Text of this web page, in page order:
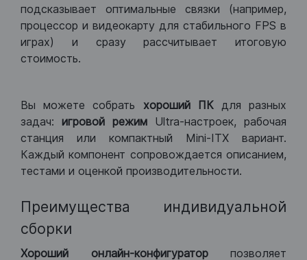
подсказывает оптимальные связки (например,
процессор и видеокарту для стабильного FPS в
играх) и сразу рассчитывает итоговую
стоимость.
Вы можете собрать хороший ПКдля разных
задач: игровой режим Ultra-настроек, рабочая
станция или компактный Mini-ITX вариант.
Каждый компонент сопровождается описанием,
тестами и оценкой производительности.
Преимущества индивидуальной
сборки
Хороший онлайн-конфигураторпозволяет